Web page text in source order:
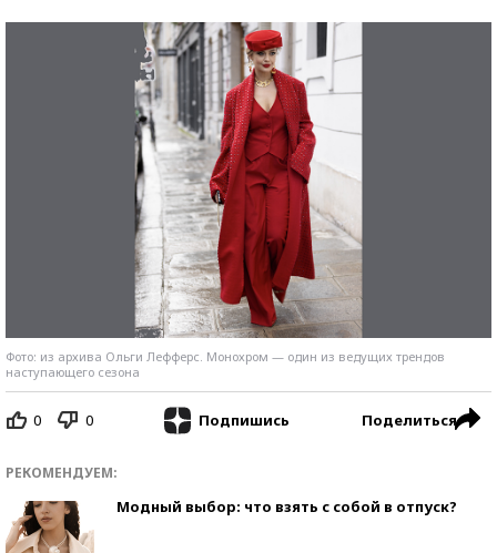
Фото: из архива Ольги Лефферс. Монохром — один из ведущих трендов
наступающего сезона
0 0 Подпишись Поделиться
РЕКОМЕНДУЕМ:
Модный выбор: что взять с собой в отпуск?